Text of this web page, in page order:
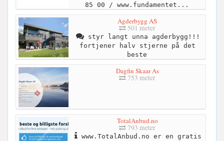
85 00 / www.fundamentet...
Agderbygg AS
501 meter
styr langt unna agderbygg!!!
fortjener halv stjerne på det
beste
Dagfin Skaar As
753 meter
TotalAnbud.no
793 meter
www.TotalAnbud.no er en gratis